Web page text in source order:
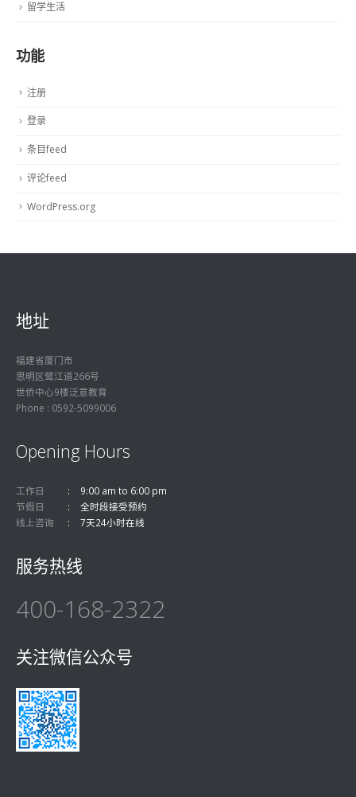
留学生活
功能
注册
登录
条目feed
评论feed
WordPress.org
地址
福建省厦门市
思明区鹭江道266号
世侨中心9楼泛意教育
Phone : 0592-5099006
Opening Hours
工作日
9:00 am to 6:00 pm
节假日
全时段接受预约
线上咨询
7天24小时在线
服务热线
400-168-2322
关注微信公众号